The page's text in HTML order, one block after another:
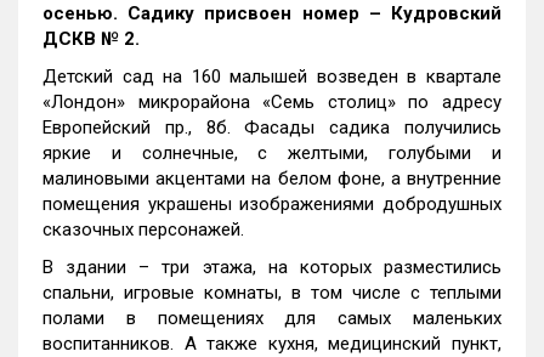
осенью. Садику присвоен номер – Кудровский
ДСКВ № 2.
Детский сад на 160 малышей возведен в квартале
«Лондон» микрорайона «Семь столиц» по адресу
Европейский пр., 8б. Фасады садика получились
яркие и солнечные, с желтыми, голубыми и
малиновыми акцентами на белом фоне, а внутренние
помещения украшены изображениями добродушных
сказочных персонажей.
В здании – три этажа, на которых разместились
спальни, игровые комнаты, в том числе с теплыми
полами в помещениях для самых маленьких
воспитанников. А также кухня, медицинский пункт,